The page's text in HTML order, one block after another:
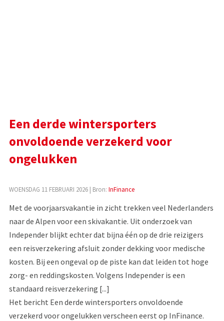
Een derde wintersporters
onvoldoende verzekerd voor
ongelukken
WOENSDAG 11 FEBRUARI 2026| Bron: InFinance
Met de voorjaarsvakantie in zicht trekken veel Nederlanders
naar de Alpen voor een skivakantie. Uit onderzoek van
Independer blijkt echter dat bijna één op de drie reizigers
een reisverzekering afsluit zonder dekking voor medische
kosten. Bij een ongeval op de piste kan dat leiden tot hoge
zorg- en reddingskosten. Volgens Independer is een
standaard reisverzekering [...]
Het bericht Een derde wintersporters onvoldoende
verzekerd voor ongelukken verscheen eerst op InFinance.